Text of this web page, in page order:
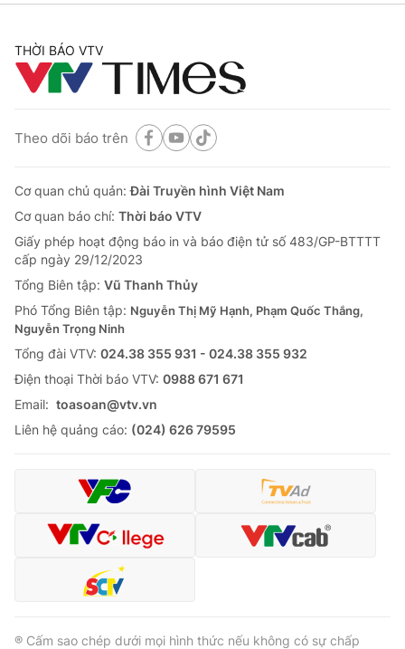
THỜI BÁO VTV
Theo dõi báo trên
Cơ quan chủ quản:Đài Truyền hình Việt Nam
Cơ quan báo chí: Thời báo VTV
Giấy phép hoạt động báo in và báo điện tử số 483/GP-BTTTT
cấp ngày 29/12/2023
Tổng Biên tập: Vũ Thanh Thủy
Phó Tổng Biên tập: Nguyễn Thị Mỹ Hạnh, Phạm Quốc Thắng,
Nguyễn Trọng Ninh
Tổng đài VTV: 024.38 355 931 - 024.38 355 932
Ðiện thoại Thời báo VTV: 0988 671 671
Email: toasoan@vtv.vn
Liên hệ quảng cáo: (024) 626 79595
® Cấm sao chép dưới mọi hình thức nếu không có sự chấp